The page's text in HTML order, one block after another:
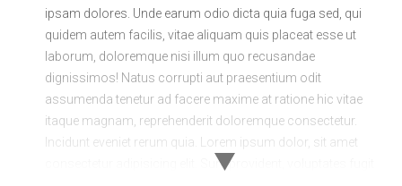
ipsam dolores. Unde earum odio dicta quia fuga sed, qui
quidem autem facilis, vitae aliquam quis placeat esse ut
laborum, doloremque nisi illum quo recusandae
dignissimos! Natus corrupti aut praesentium odit
assumenda tenetur ad facere maxime at ratione hic vitae
itaque magnam, reprehenderit doloremque consectetur.
Incidunt eveniet rerum quia. Lorem ipsum dolor, sit amet
consectetur adipisicing elit. Sunt provident, voluptates fugit